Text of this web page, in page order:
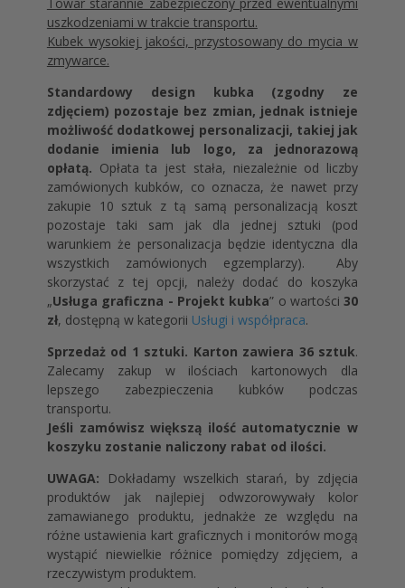
uszkodzeniami w trakcie transportu.
Kubek wysokiej jakości, przystosowany do mycia w
zmywarce.
Standardowy design kubka (zgodny ze
zdjęciem) pozostaje bez zmian, jednak istnieje
możliwość dodatkowej personalizacji, takiej jak
dodanie imienia lub logo, za jednorazową
opłatą. Opłata ta jest stała, niezależnie od liczby
zamówionych kubków, co oznacza, że nawet przy
zakupie 10 sztuk z tą samą personalizacją koszt
pozostaje taki sam jak dla jednej sztuki (pod
warunkiem że personalizacja będzie identyczna dla
wszystkich zamówionych egzemplarzy). Aby
skorzystać z tej opcji, należy dodać do koszyka
„Usługa graficzna - Projekt kubka” o wartości30
zł, dostępną w kategorii Usługi i współpraca.
Sprzedaż od 1 sztuki. Karton zawiera 36 sztuk.
Zalecamy zakup w ilościach kartonowych dla
lepszego zabezpieczenia kubków podczas
transportu.
Jeśli zamówisz większą ilość automatycznie w
koszyku zostanie naliczony rabat od ilości.
UWAGA: Dokładamy wszelkich starań, by zdjęcia
produktów jak najlepiej odwzorowywały kolor
zamawianego produktu, jednakże ze względu na
różne ustawienia kart graficznych i monitorów mogą
wystąpić niewielkie różnice pomiędzy zdjęciem, a
rzeczywistym produktem.